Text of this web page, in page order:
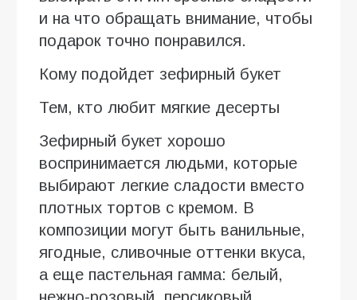
и на что обращать внимание, чтобы
подарок точно понравился.
Кому подойдет зефирный букет
Тем, кто любит мягкие десерты
Зефирный букет хорошо
воспринимается людьми, которые
выбирают легкие сладости вместо
плотных тортов с кремом. В
композиции могут быть ванильные,
ягодные, сливочные оттенки вкуса,
а еще пастельная гамма: белый,